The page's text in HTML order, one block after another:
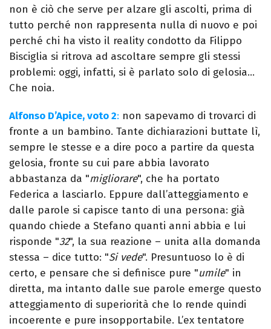
non è ciò che serve per alzare gli ascolti, prima di
tutto perché non rappresenta nulla di nuovo e poi
perché chi ha visto il reality condotto da Filippo
Bisciglia si ritrova ad ascoltare sempre gli stessi
problemi: oggi, infatti, si è parlato solo di gelosia…
Che noia.
Alfonso D’Apice, voto 2: non sapevamo di trovarci di
fronte a un bambino. Tante dichiarazioni buttate lì,
sempre le stesse e a dire poco a partire da questa
gelosia, fronte su cui pare abbia lavorato
abbastanza da "migliorare", che ha portato
Federica a lasciarlo. Eppure dall’atteggiamento e
dalle parole si capisce tanto di una persona: già
quando chiede a Stefano quanti anni abbia e lui
risponde "32", la sua reazione – unita alla domanda
stessa – dice tutto: "Si vede". Presuntuoso lo è di
certo, e pensare che si definisce pure "umile" in
diretta, ma intanto dalle sue parole emerge questo
atteggiamento di superiorità che lo rende quindi
incoerente e pure insopportabile. L’ex tentatore